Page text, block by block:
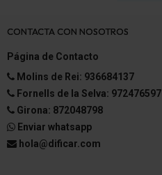
CONTACTA CON NOSOTROS
Página de Contacto
Molins de Rei: 936684137
Fornells de la Selva: 972476597
Girona: 872048798
Enviar whatsapp
hola@dificar.com